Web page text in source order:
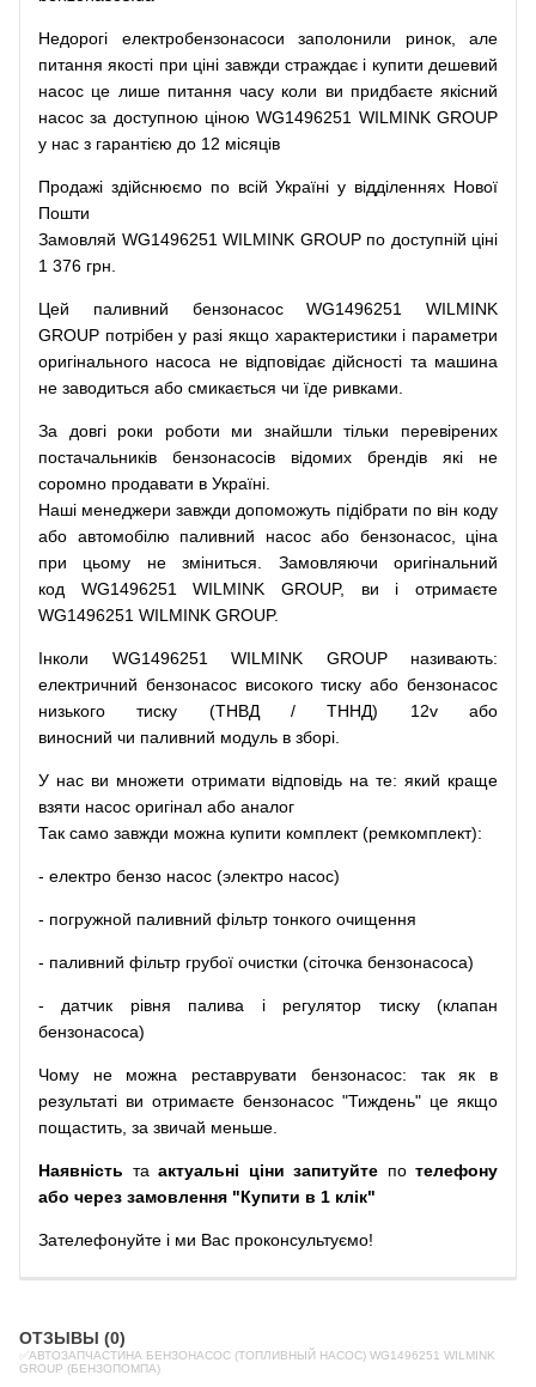
Недорогі електробензонасоси заполонили ринок,
але
питання якості при ціні завжди страждає і купити дешевий
насос це лише питання часу коли ви придбаєте якісний
насос за доступною ціною WG1496251 WILMINK GROUP
у нас з гарантією до 12 місяців
Продажі здійснюємо по всій Україні у відділеннях Нової
Пошти
Замовляй WG1496251 WILMINK GROUP по доступній ціні
1 376 грн.
Цей паливний бензонасосWG1496251 WILMINK
GROUP потрібен у разі якщо характеристики і параметри
оригінального насоса не відповідає дійсності та машина
не заводиться або смикається чи їде ривками
За довгі роки роботи ми знайшли тільки
перевірених
постачальників
бензонасосів відомих брендів які
не
соромно продавати в Україні.
Наші менеджери завжди допоможуть підібрати по він коду
або автомобілю паливний насос або бензонасос,
ціна
при
цьому не зміниться Замовляючи
оригінальний
код WG1496251 WILMINK GROUP, ви і отримаєте
WG1496251 WILMINK GROUP.
Інколи WG1496251 WILMINK GROUP називають:
електричний бензонасос високого тиску або бензонасос
низького
тиску (ТНВД / ТННД) 12v
або
виносний чи паливний модуль в зборі
У нас ви множети отримати відповідь на те: який краще
взяти насос оригінал або аналог
Так само завжди можна купити комплект (ремкомплект):
- електро бензо насос (электро насос)
- погружной паливний фільтр тонкого очищення
- паливний фільтр грубої очистки (сіточка бензонасоса)
- датчик рівня палива і регулятор тиску (клапан
бензонасоса)
Чому не можна реставрувати бензонасос: так як
в
результаті ви отримаєте бензонасос "Тиждень" це якщо
пощастить, за звичай меньше.
Наявність та актуальні ціни запитуйте по телефону
або через замовлення "Купити в 1 клік"
Зателефонуйте і ми Вас проконсультуємо!
ОТЗЫВЫ (0)
✅АВТОЗАПЧАСТИНА БЕНЗОНАСОС (ТОПЛИВНЫЙ НАСОС) WG1496251 WILMINK
GROUP (БЕНЗОПОМПА)